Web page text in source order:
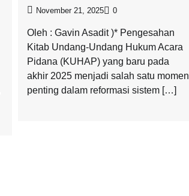
November 21, 2025 0
Oleh : Gavin Asadit )* Pengesahan
Kitab Undang-Undang Hukum Acara
Pidana (KUHAP) yang baru pada
akhir 2025 menjadi salah satu momen
penting dalam reformasi sistem […]